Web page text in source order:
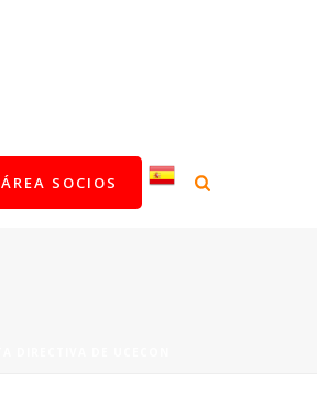
ÁREA SOCIOS